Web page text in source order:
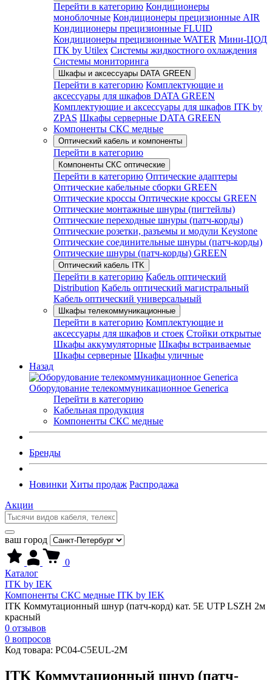
Перейти в категорию Кондиционеры
моноблочные Кондиционеры прецизионные AIR
Кондиционеры прецизионные FLUID
Кондиционеры прецизионные WATER Мини-ЦОД
ITK by Utilex Системы жидкостного охлаждения
Системы мониторинга
Шкафы и аксессуары DATA GREEN
Перейти в категорию Комплектующие и
аксессуары для шкафов DATA GREEN
Комплектующие и аксессуары для шкафов ITK by
ZPAS Шкафы серверные DATA GREEN
Компоненты СКС медные
Оптический кабель и компоненты
Перейти в категорию
Компоненты СКС оптические
Перейти в категорию Оптические адаптеры
Оптические кабельные сборки GREEN
Оптические кроссы Оптические кроссы GREEN
Оптические монтажные шнуры (пигтейлы)
Оптические переходные шнуры (патч-корды)
Оптические розетки, разъемы и модули Keystone
Оптические соединительные шнуры (патч-корды)
Оптические шнуры (патч-корды) GREEN
Оптический кабель ITK
Перейти в категорию Кабель оптический
Distribution Кабель оптический магистральный
Кабель оптический универсальный
Шкафы телекоммуникационные
Перейти в категорию Комплектующие и
аксессуары для шкафов и стоек Стойки открытые
Шкафы аккумуляторные Шкафы встраиваемые
Шкафы серверные Шкафы уличные
Назад
Оборудование телекоммуникационное Generica
Перейти в категорию
Кабельная продукция
Компоненты СКС медные
Бренды
Новинки Хиты продаж Распродажа
Акции
ваш город
0
Каталог
ITK by IEK
Компоненты СКС медные ITK by IEK
ITK Коммутационный шнур (патч-корд) кат. 5Е UTP LSZH 2м
красный
0 отзывов
0 вопросов
Код товара: PC04-C5EUL-2M
ITK Коммутационный шнур (патч-